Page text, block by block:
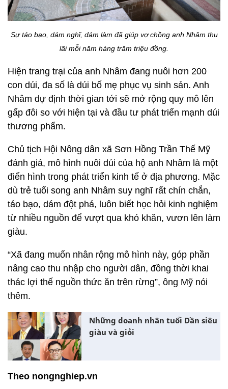
Sự táo bạo, dám nghĩ, dám làm đã giúp vợ chồng anh Nhâm thu
lãi mỗi năm hàng trăm triệu đồng.
Hiện trang trại của anh Nhâm đang nuôi hơn 200
con dúi, đa số là dúi bố mẹ phục vụ sinh sản. Anh
Nhâm dự định thời gian tới sẽ mở rộng quy mô lên
gấp đôi so với hiện tại và đầu tư phát triển mạnh dúi
thương phẩm.
Chủ tịch Hội Nông dân xã Sơn Hồng Trần Thế Mỹ
đánh giá, mô hình nuôi dúi của hộ anh Nhâm là một
điển hình trong phát triển kinh tế ở địa phương. Mặc
dù trẻ tuổi song anh Nhâm suy nghĩ rất chín chắn,
táo bạo, dám đột phá, luôn biết học hỏi kinh nghiệm
từ nhiều nguồn để vượt qua khó khăn, vươn lên làm
giàu.
“Xã đang muốn nhân rộng mô hình này, góp phần
nâng cao thu nhập cho người dân, đồng thời khai
thác lợi thế nguồn thức ăn trên rừng”, ông Mỹ nói
thêm.
Những doanh nhân tuổi Dần siêu
giàu và giỏi
Theo nongnghiep.vn